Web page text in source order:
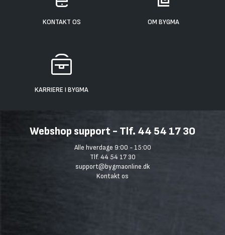
KONTAKT OS OM BYGMA
KARRIERE I BYGMA
Webshop support - Tlf. 44 54 17 30
Alle hverdage 9:00 - 15:00
Tlf. 44 54 17 30
support@bygmaonline.dk
Kontakt os